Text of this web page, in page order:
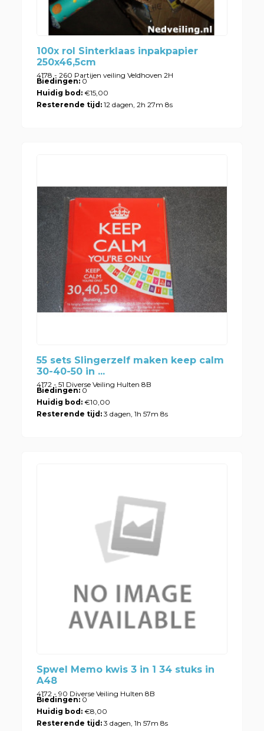
100x rol Sinterklaas inpakpapier
250x46,5cm
4178 - 260 Partijen veiling Veldhoven 2H
Biedingen: 0
Huidig bod: €15,00
Resterende tijd: 12 dagen, 2h 27m 8s
55 sets Slingerzelf maken keep calm
30-40-50 in ...
4172 - 51 Diverse Veiling Hulten 8B
Biedingen: 0
Huidig bod: €10,00
Resterende tijd: 3 dagen, 1h 57m 8s
Spwel Memo kwis 3 in 1 34 stuks in
A48
4172 - 90 Diverse Veiling Hulten 8B
Biedingen: 0
Huidig bod: €8,00
Resterende tijd: 3 dagen, 1h 57m 8s